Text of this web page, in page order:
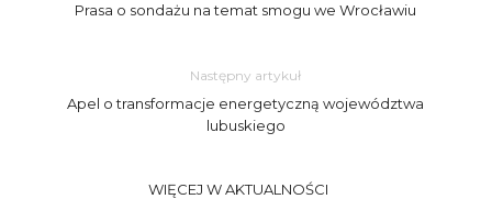
Prasa o sondażu na temat smogu we Wrocławiu
Następny artykuł
Apel o transformacje energetyczną województwa
lubuskiego
WIĘCEJ W AKTUALNOŚCI